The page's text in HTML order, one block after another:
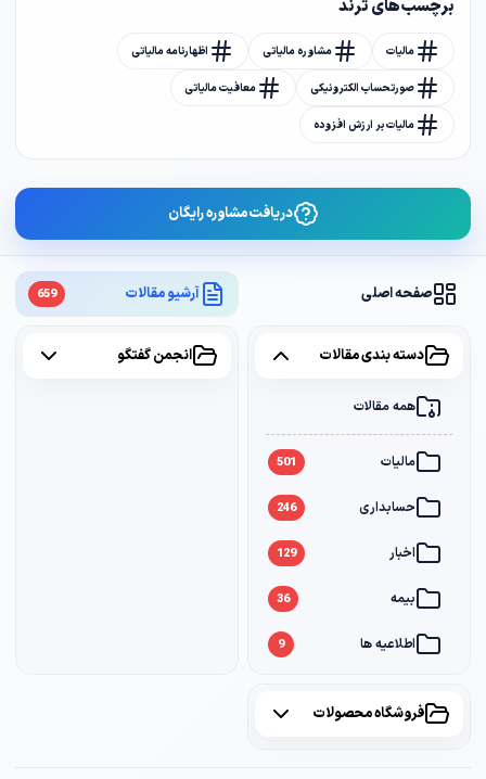
صفحه اصلی آرشیو مقالات 659
دسته بندی مقالات
همه مقالات
مالیات 501
حسابداری 246
اخبار 129
بیمه 36
اطلاعیه ها 9
انجمن گفتگو
فروشگاه محصولات
برچسب های ترند
مالیات مشاوره مالیاتی اظهارنامه مالیاتی
صورتحساب الکترونیکی معافیت مالیاتی
مالیات بر ارزش افزوده
دریافت مشاوره رایگان